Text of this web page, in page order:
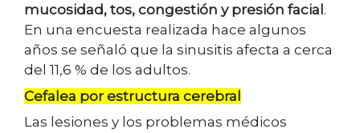
mucosidad, tos, congestión y presión facial.
En una encuesta realizada hace algunos
años se señaló que la sinusitis afecta a cerca
del 11,6 % de los adultos.
Cefalea por estructura cerebral
Las lesiones y los problemas médicos